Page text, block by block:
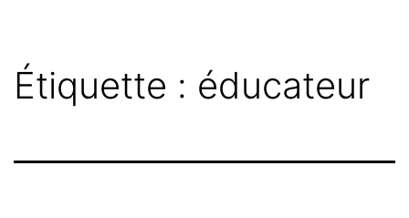
Étiquette : éducateur